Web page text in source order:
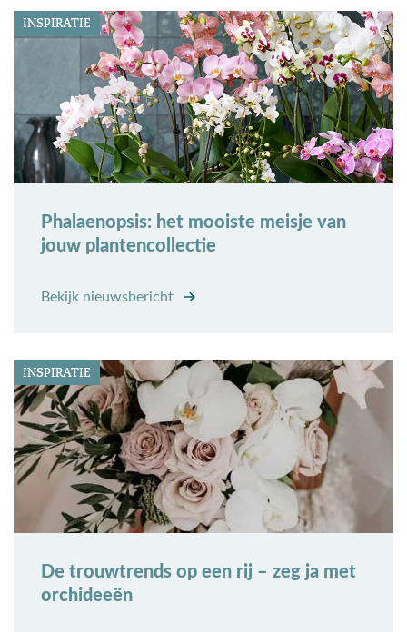
INSPIRATIE
Phalaenopsis: het mooiste meisje van
jouw plantencollectie
Bekijk nieuwsbericht
INSPIRATIE
De trouwtrends op een rij – zeg ja met
orchideeën